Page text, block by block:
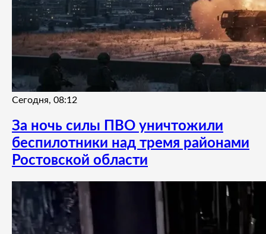
Сегодня, 08:12
За ночь силы ПВО уничтожили
беспилотники над тремя районами
Ростовской области